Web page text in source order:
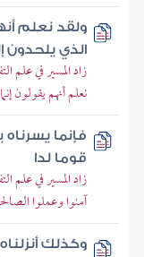
ولقد نعلم
الذي يلحدون
زاد المسير في علم
نعلم أنهم يقولون
فإنما
قوما لدا
زاد المسير في علم
آمنوا وعملوا
وكذلك